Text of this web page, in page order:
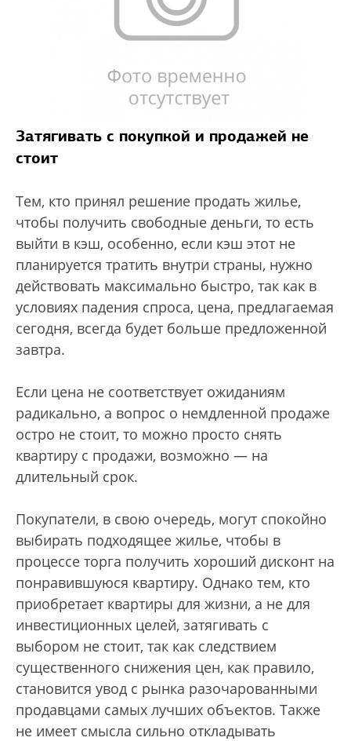
Затягивать с покупкой и продажей не
стоит
Тем, кто принял решение продать жилье,
чтобы получить свободные деньги, то есть
выйти в кэш, особенно, если кэш этот не
планируется тратить внутри страны, нужно
действовать максимально быстро, так как в
условиях падения спроса, цена, предлагаемая
сегодня, всегда будет больше предложенной
завтра.
Если цена не соответствует ожиданиям
радикально, а вопрос о немдленной продаже
остро не стоит, то можно просто снять
квартиру с продажи, возможно — на
длительный срок.
Покупатели, в свою очередь, могут спокойно
выбирать подходящее жилье, чтобы в
процессе торга получить хороший дисконт на
понравившуюся квартиру. Однако тем, кто
приобретает квартиры для жизни, а не для
инвестиционных целей, затягивать с
выбором не стоит, так как следствием
существенного снижения цен, как правило,
становится увод с рынка разочарованными
продавцами самых лучших объектов. Также
не имеет смысла сильно откладывать